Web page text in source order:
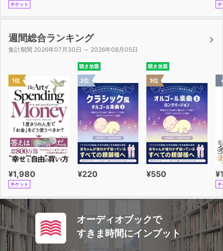
チケット チ
週間総合ランキング
集計期間 2026年07月30日 ～ 2026年08月05日
1位
¥1,980
チケット
聴き放題
2位
¥220
聴き放題
3位
¥550
チ
オーディオブックで
すきま時間にインプット